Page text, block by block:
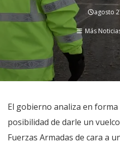
agosto
Más
El gobierno analiza en
posibilidad de darle un
Fuerzas Armadas de cara a